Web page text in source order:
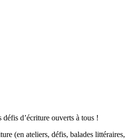
d’écriture ouverts à tous !
(en ateliers, défis, balades littéraires,